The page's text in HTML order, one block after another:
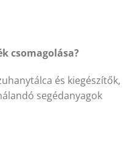
csomagolása?
és kiegészítők,
segédanyagok